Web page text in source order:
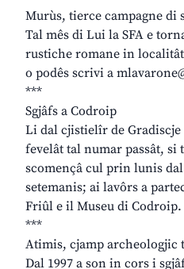
Murùs, tierce campagne di
Tal mês di Lui la SFA e
rustiche romane in
o podês scrivi a
***
Sgjâfs a Codroip
Li dal cjistielîr de
fevelât tal numar passât, si
scomençâ cul prin lunis
setemanis; ai lavôrs a
Friûl e il Museu di Codroip.
***
Atimis, cjamp archeologjic
Dal 1997 a son in cors i